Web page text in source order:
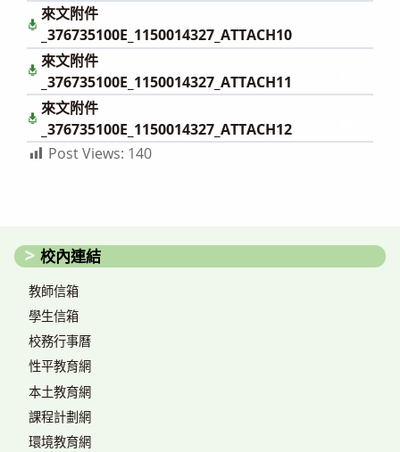
來文附件
_376735100E_1150014327_ATTACH10
來文附件
_376735100E_1150014327_ATTACH11
來文附件
_376735100E_1150014327_ATTACH12
Post Views: 140
校內連結
教師信箱
學生信箱
校務行事曆
性平教育網
本土教育網
課程計劃網
環境教育網